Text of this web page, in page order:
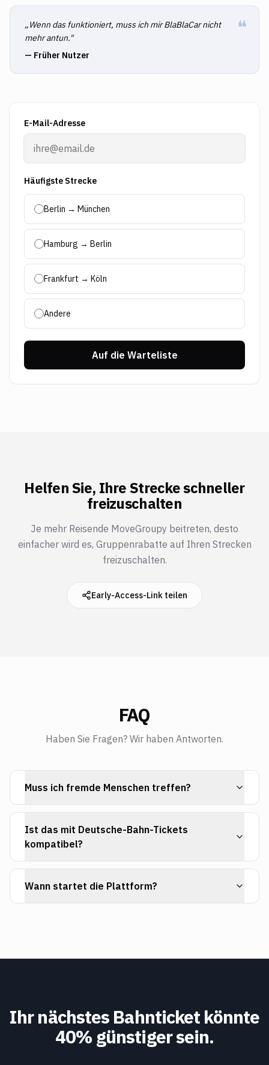
❝
„Wenn das funktioniert, muss ich mir BlaBlaCar nicht
mehr antun."
— Früher Nutzer
E-Mail-Adresse
Häufigste Strecke
Berlin → München
Hamburg → Berlin
Frankfurt → Köln
Andere
Auf die Warteliste
Helfen Sie, Ihre Strecke schneller
freizuschalten
Je mehr Reisende MoveGroupy beitreten, desto
einfacher wird es, Gruppenrabatte auf Ihren Strecken
freizuschalten.
Early-Access-Link teilen
FAQ
Haben Sie Fragen? Wir haben Antworten.
Muss ich fremde Menschen treffen?
Ist das mit Deutsche-Bahn-Tickets
kompatibel?
Wann startet die Plattform?
Ihr nächstes Bahnticket könnte
40% günstiger sein.